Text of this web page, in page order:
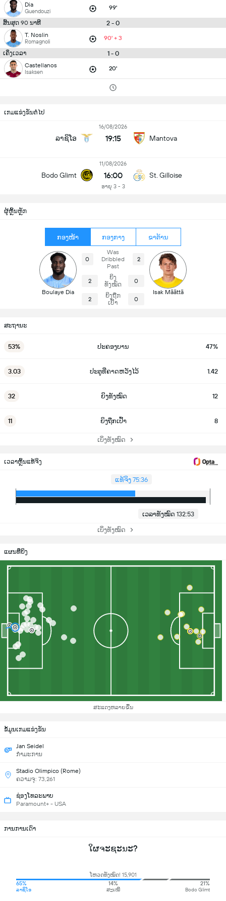
Dia
Guendouzi 99'
ສິ້ນສຸດ 90 ນາທີ 2 - 0
T. Noslin
Romagnoli 90' + 3
ເຄິ່ງເວລາ 1 - 0
Castellanos
Isaksen 20'
ເກມແຂ່ງຂັນຕໍ່ໄປ
ລາຊິໂອ
16/08/2026
19:15 Mantova
Bodo Glimt
11/08/2026
16:00
ອາຍຸ 3 - 3
St. Gilloise
ຜູ້ຫຼິ້ນຫຼັກ
ກອງໜ້າ ກອງກາງ ຂາຕ້ານ
Boulaye Dia
0
Was
Dribbled
Past
2
2
ຍິງ
ທັງໝົດ
0
2
ຍິງຖືກ
ເປົ້າ
0
Isak Määttä
ສະຖານະ
53% ປະຄອງບານ 47%
3.03 ປະຕູທີ່ຄາດຫວັງໄວ້ 1.42
32 ຍິງທັງໝົດ 12
11 ຍິງຖືກເປົ້າ 8
ເບິ່ງທັງໝົດ
ເວລາຫຼິ້ນແທ້ຈິງ
ແທ້ຈິງ 75:36
ເວລາທັງໝົດ 132:53
ເບິ່ງທັງໝົດ
ແຜນທີ່ຍິງ
ສະແດງຫລາຍຂື້ນ
ຂ້ໍມູນເກມແຂ່ງຂັນ
Jan Seidel
ກຳມະການ
Stadio Olimpico (Rome)
ຄວາມຈຸ: 73,261
ຊ່ອງໂທລະພາບ
Paramount+ - USA
ການການເດົາ
ໃຜຈະຊະນະ?
ໂຫວດທັງໝົດ! 15,901
65%
ລາຊິໂອ
14%
ສະເໝີ
21%
Bodo Glimt